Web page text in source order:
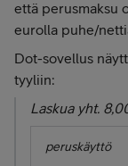
että perusmaksu
eurolla puhe/
Dot-sovellus
tyyliin:
Laskua yht.
peruskäyttö